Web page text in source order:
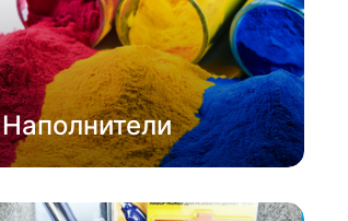
Наполнители